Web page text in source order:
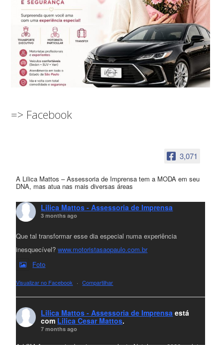
=> Facebook
3,071
A Lilica Mattos – Assessoria de Imprensa tem a MODA em seu
DNA, mas atua nas mais diversas áreas
Lilica Mattos - Assessoria de Imprensa
3 months ago
Que tal transformar esse dia especial numa experiência
inesquecível?www.motoristasaopaulo.com.br
Foto
Visualizar no Facebook · Compartilhar
Lilica Mattos - Assessoria de Imprensa está
com Lilica Cesar Mattos.
7 months ago